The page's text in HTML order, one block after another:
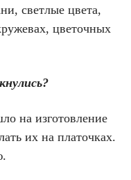
светлые цвета,
цветочных
на изготовление
их на платочках.